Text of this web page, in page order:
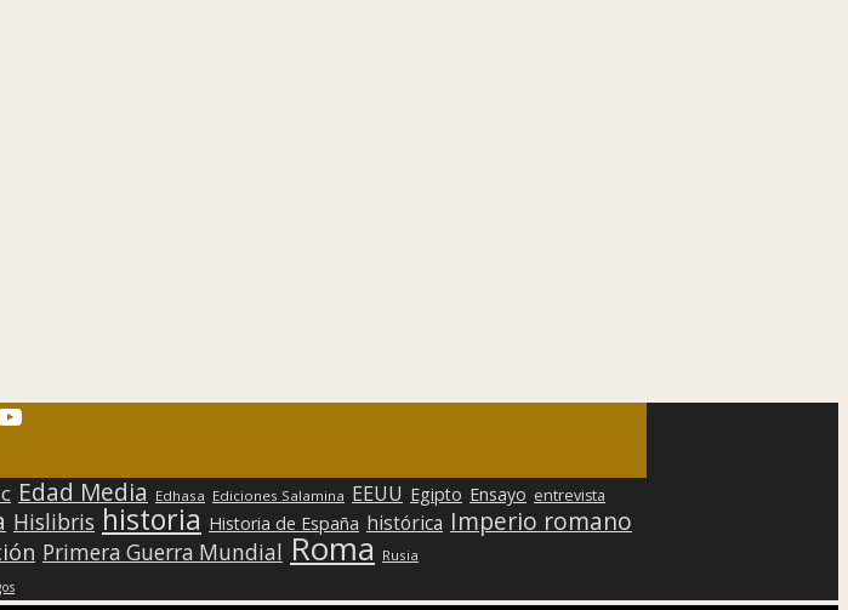
Edad Media Edhasa Ediciones Salamina EEUU Egipto Ensayo entrevista
Hislibris historia Historia de España histórica Imperio romano
Primera Guerra Mundial Roma Rusia